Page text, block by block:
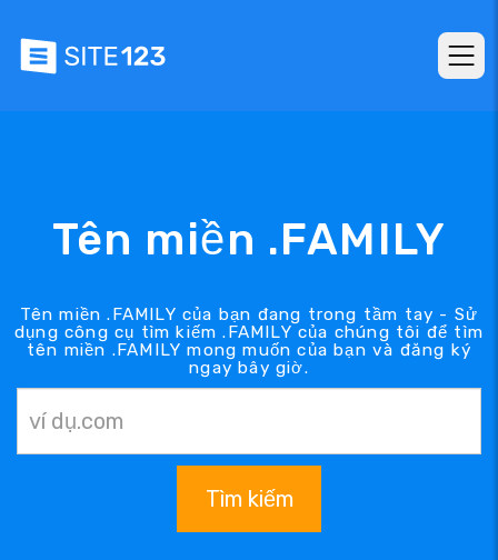
Tên miền .FAMILY
Tên miền .FAMILY của bạn đang trong tầm tay - Sử
dụng công cụ tìm kiếm .FAMILY của chúng tôi để tìm
tên miền .FAMILY mong muốn của bạn và đăng ký
ngay bây giờ.
Tìm kiếm